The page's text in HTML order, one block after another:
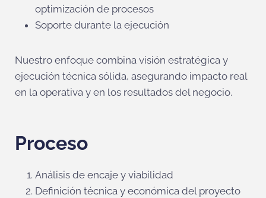
optimización de procesos
Soporte durante la ejecución
Nuestro enfoque combina visión estratégica y
ejecución técnica sólida, asegurando impacto real
en la operativa y en los resultados del negocio.
Proceso
Análisis de encaje y viabilidad
Definición técnica y económica del proyecto